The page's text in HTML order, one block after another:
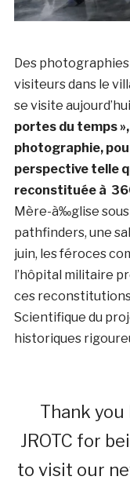
Des
visiteurs dans le
se visite
portes du temps
photographie,
perspective telle
reconstituée à
Mère-à‰glise sous
pathfinders, une
juin, les féroces
l’hôpital militaire
ces
Scientifique du
historiques
Thank you
JROTC for
to visit our